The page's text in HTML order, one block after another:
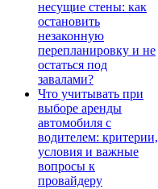
несущие стены: как
остановить
незаконную
перепланировку и не
остаться под
завалами?
Что учитывать при
выборе аренды
автомобиля с
водителем: критерии,
условия и важные
вопросы к
провайдеру